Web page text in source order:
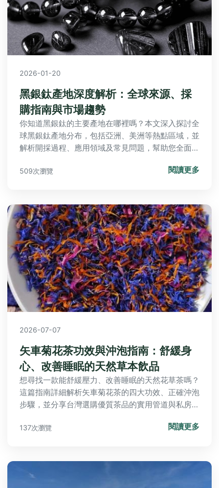
2026-01-20
黑銀鈦產地深度解析：全球來源、採
購指南與市場趨勢
你知道黑銀鈦的主要產地在哪裡嗎？本文深入探討全
球黑銀鈦產地分布，包括亞洲、美洲等熱點區域，並
解析開採過程、應用領域及常見問題，幫助您全面了
509次瀏覽 閱讀更多
2026-07-07
矢車菊花茶功效與沖泡指南：舒緩身
心、改善睡眠的天然草本飲品
想尋找一款能舒緩壓力、改善睡眠的天然花草茶嗎？
這篇指南詳細解析矢車菊花茶的四大功效、正確沖泡
步驟，並分享台灣選購優質茶品的實用管道與私房飲
137次瀏覽 閱讀更多